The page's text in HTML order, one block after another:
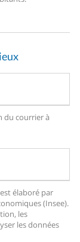
du courrier à
élaboré par
(Insee).
les
les données